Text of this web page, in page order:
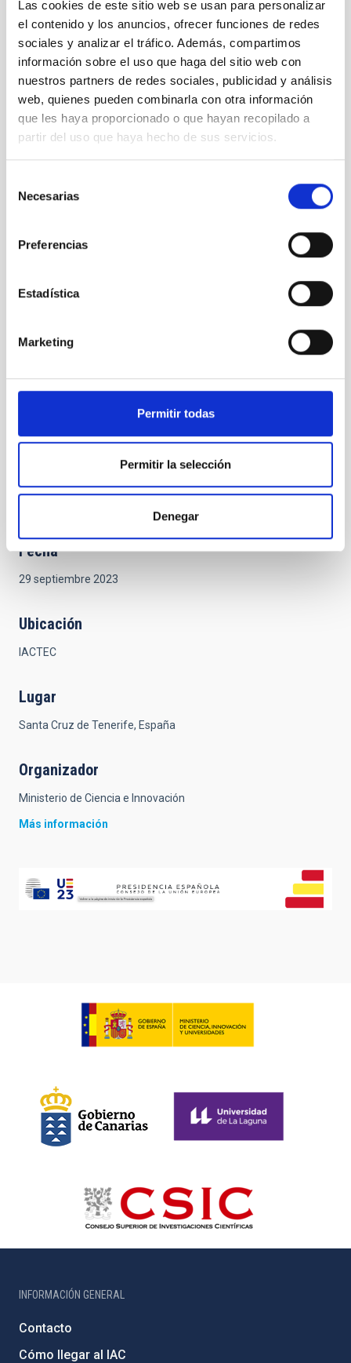
Las cookies de este sitio web se usan para personalizar
el contenido y los anuncios, ofrecer funciones de redes
sociales y analizar el tráfico. Además, compartimos
información sobre el uso que haga del sitio web con
nuestros partners de redes sociales, publicidad y análisis
web, quienes pueden combinarla con otra información
que les haya proporcionado o que hayan recopilado a
partir del uso que haya hecho de sus servicios.
Necesarias
Preferencias
Estadística
Marketing
Permitir todas
Permitir la selección
Denegar
16:45
Moderadores de
Martorell
Guanche, Romano
Corradi.
Ángela Fernandez
, Subdirectora
Instalaciones
CLAUSURA
Raquel Yotti,
Secretaria General
José Doncel,
Instalaciones
Fecha
29 septiembre 2023
Ubicación
IACTEC
Lugar
Santa Cruz de Tenerife, España
Organizador
Ministerio de Ciencia e Innovación
Más información
INFORMACIÓN GENERAL
Contacto
Cómo llegar al IAC